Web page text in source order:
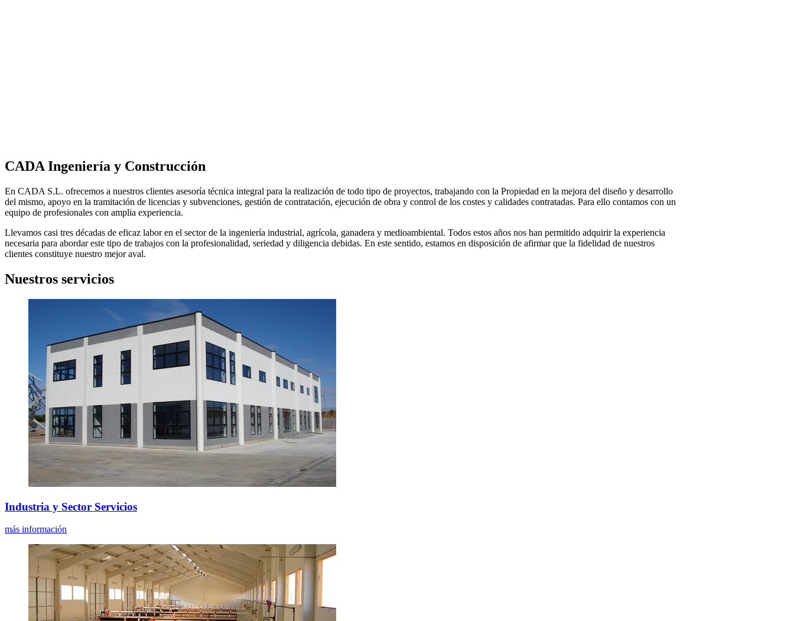
CADA Ingeniería y Construcción
En CADA S.L. ofrecemos a nuestros clientes asesoría técnica integral para la realización de todo tipo de proyectos, trabajando con la Propiedad en la mejora del diseño y desarrollo
del mismo, apoyo en la tramitación de licencias y subvenciones, gestión de contratación, ejecución de obra y control de los costes y calidades contratadas. Para ello contamos con un
equipo de profesionales con amplia experiencia.
Llevamos casi tres décadas de eficaz labor en el sector de la ingeniería industrial, agrícola, ganadera y medioambiental. Todos estos años nos han permitido adquirir la experiencia
necesaria para abordar este tipo de trabajos con la profesionalidad, seriedad y diligencia debidas. En este sentido, estamos en disposición de afirmar que la fidelidad de nuestros
clientes constituye nuestro mejor aval.
Nuestros servicios
Industria y Sector Servicios
más información